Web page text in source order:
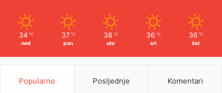
34 ℃
ned
37 ℃
pon
38 ℃
uto
36 ℃
sri
36 ℃
čet
Popularno Posljednje Komentari